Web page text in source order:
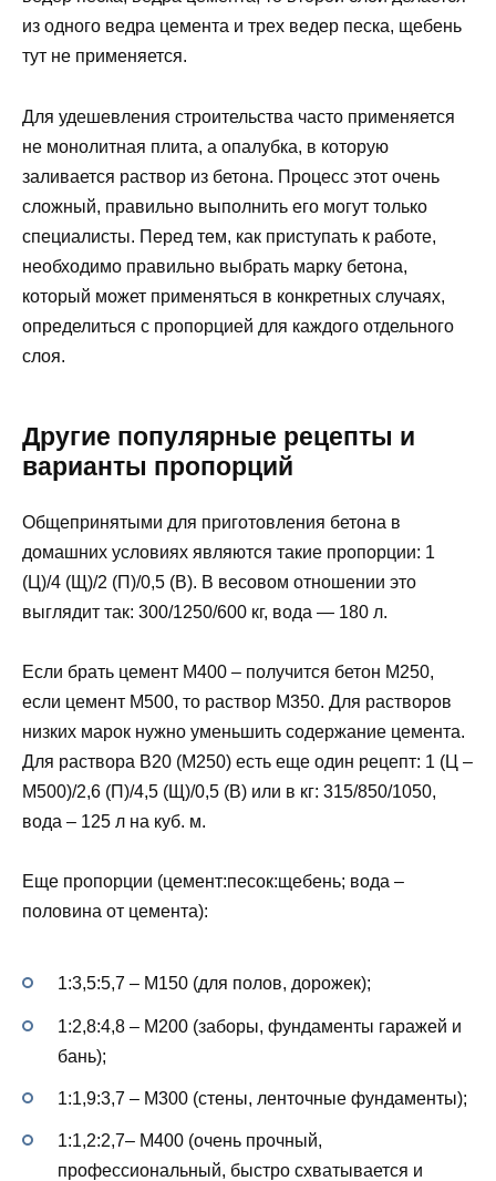
из одного ведра цемента и трех ведер песка, щебень
тут не применяется.
Для удешевления строительства часто применяется
не монолитная плита, а опалубка, в которую
заливается раствор из бетона. Процесс этот очень
сложный, правильно выполнить его могут только
специалисты. Перед тем, как приступать к работе,
необходимо правильно выбрать марку бетона,
который может применяться в конкретных случаях,
определиться с пропорцией для каждого отдельного
слоя.
Другие популярные рецепты и
варианты пропорций
Общепринятыми для приготовления бетона в
домашних условиях являются такие пропорции: 1
(Ц)/4 (Щ)/2 (П)/0,5 (В). В весовом отношении это
выглядит так: 300/1250/600 кг, вода — 180 л.
Если брать цемент М400 – получится бетон М250,
если цемент М500, то раствор М350. Для растворов
низких марок нужно уменьшить содержание цемента.
Для раствора В20 (М250) есть еще один рецепт: 1 (Ц –
М500)/2,6 (П)/4,5 (Щ)/0,5 (В) или в кг: 315/850/1050,
вода – 125 л на куб. м.
Еще пропорции (цемент:песок:щебень; вода –
половина от цемента):
1:3,5:5,7 – М150 (для полов, дорожек);
1:2,8:4,8 – М200 (заборы, фундаменты гаражей и
бань);
1:1,9:3,7 – М300 (стены, ленточные фундаменты);
1:1,2:2,7– М400 (очень прочный,
профессиональный, быстро схватывается и